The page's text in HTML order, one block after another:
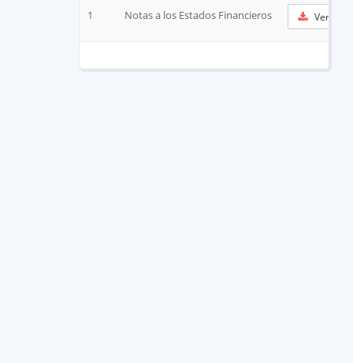
1 Notas a los Estados Financieros Ver